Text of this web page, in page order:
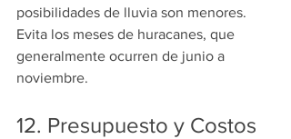
posibilidades de lluvia son menores.
Evita los meses de huracanes, que
generalmente ocurren de junio a
noviembre.
12. Presupuesto y Costos